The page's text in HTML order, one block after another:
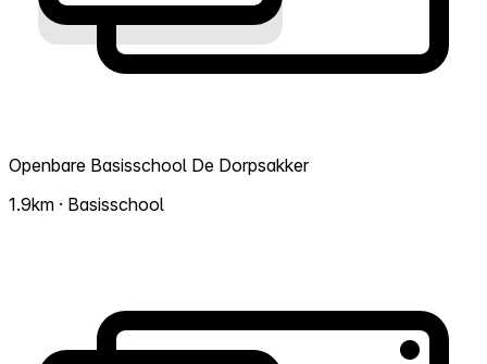
Openbare Basisschool De Dorpsakker
1.9km · Basisschool